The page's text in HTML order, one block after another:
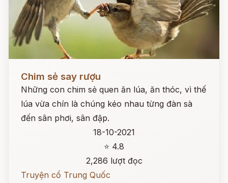
Chim sẻ say rượu
Những con chim sẻ quen ăn lúa, ăn thóc, vì thế
lúa vừa chín là chúng kéo nhau từng đàn sà
đến sân phơi, sân đập.
18-10-2021
⭐ 4.8
2,286 lượt đọc
Truyện cổ Trung Quốc